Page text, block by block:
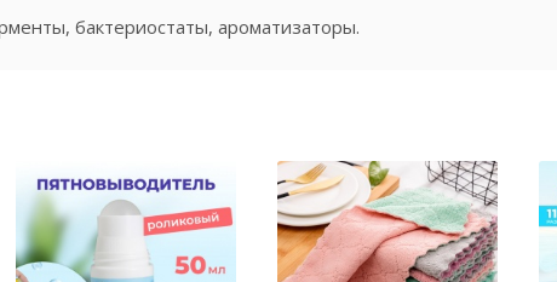
бактериостаты, ароматизаторы.